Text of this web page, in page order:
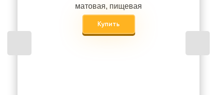
матовая, пищевая
Купить